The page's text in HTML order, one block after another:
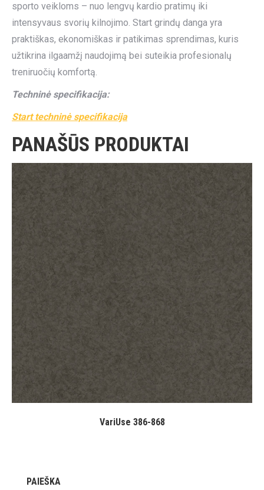
sporto veikloms – nuo lengvų kardio pratimų iki
intensyvaus svorių kilnojimo. Start grindų danga yra
praktiškas, ekonomiškas ir patikimas sprendimas, kuris
užtikrina ilgaamžį naudojimą bei suteikia profesionalų
treniruočių komfortą.
Techninė specifikacija:
Start techninė specifikacija
PANAŠŪS PRODUKTAI
VariUse 386-868
PAIEŠKA